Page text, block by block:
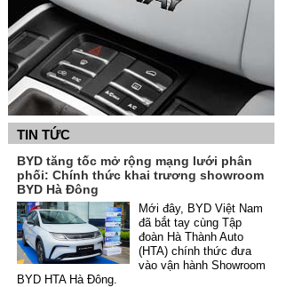
TIN TỨC
BYD tăng tốc mở rộng mạng lưới phân
phối: Chính thức khai trương showroom
BYD Hà Đông
Mới đây, BYD Việt Nam
đã bắt tay cùng Tập
đoàn Hà Thành Auto
(HTA) chính thức đưa
vào vận hành Showroom
BYD HTA Hà Đông.